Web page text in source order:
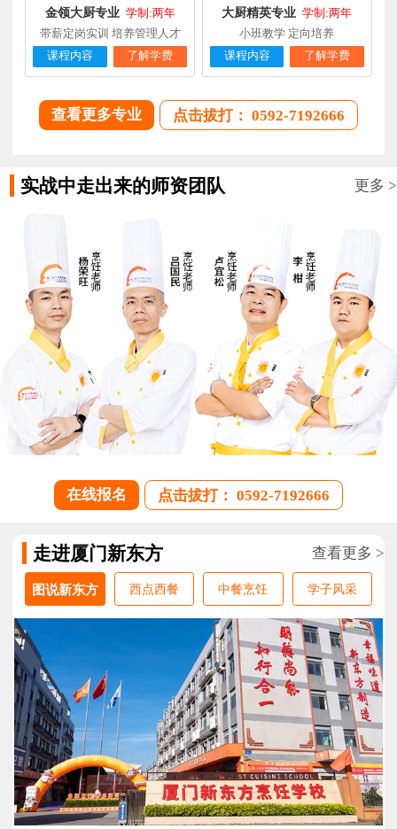
金领大厨专业 学制:两年
带薪定岗实训 培养管理人才
课程内容
了解学费
大厨精英专业 学制:两年
小班教学 定向培养
课程内容
了解学费
查看更多专业 点击拔打： 0592-7192666
实战中走出来的师资团队 更多 >
在线报名 点击拔打： 0592-7192666
走进厦门新东方 查看更多 >
图说新东方 西点西餐 中餐烹饪 学子风采